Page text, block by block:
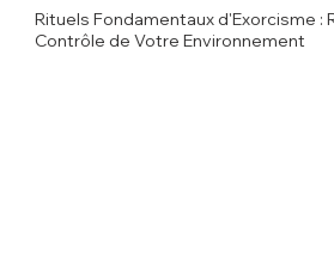
Rituels Fondamentaux d'Exorcisme :
Contrôle de Votre Environnement